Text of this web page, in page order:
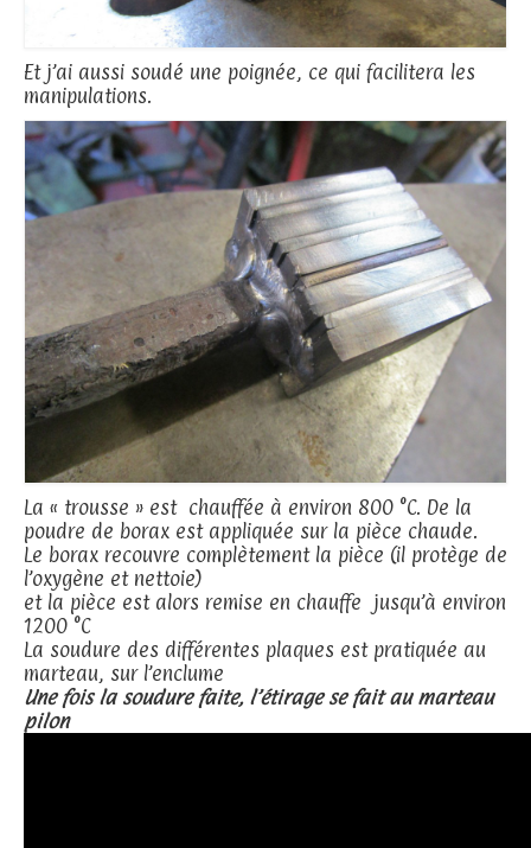
Et j’ai aussi soudé une poignée, ce qui facilitera les
manipulations.
La « trousse » est chauffée à environ 800 °C. De la
poudre de borax est appliquée sur la pièce chaude.
Le borax recouvre complètement la pièce (il protège de
l’oxygène et nettoie)
et la pièce est alors remise en chauffe jusqu’à environ
1200 °C
La soudure des différentes plaques est pratiquée au
marteau, sur l’enclume
Une fois la soudure faite, l’étirage se fait au marteau
pilon